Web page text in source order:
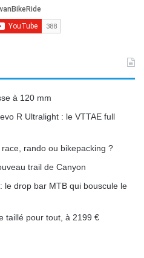
T
u
e
a
r
à 120 mm
R Ultralight : le VTTAE full
rando ou bikepacking ?
trail de Canyon
le drop bar MTB qui bouscule le
taillé pour tout, à 2199 €